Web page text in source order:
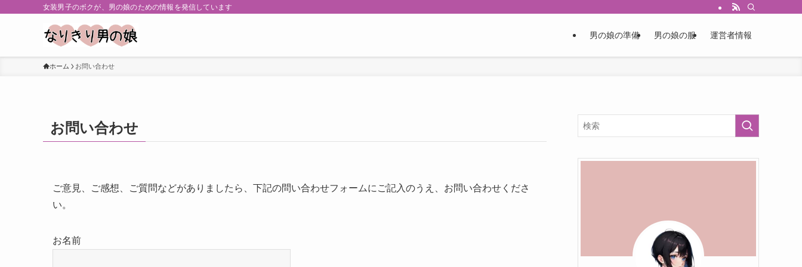
女装男子のボクが、男の娘のための情報を発信しています
男の娘の準備 男の娘の服 運営者情報
ホーム お問い合わせ
お問い合わせ
ご意見、ご感想、ご質問などがありましたら、下記の問い合わせフォームにご記入のうえ、お問い合わせくださ
い。
お名前